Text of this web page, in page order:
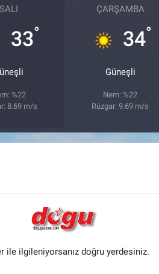
SALI
33°
%22
8.69 m/s
ÇARŞAMBA
34°
Güneşli
Nem: %22
Rüzgar: 9.69 m/s
ile ilgileniyorsanız doğru yerdesiniz.